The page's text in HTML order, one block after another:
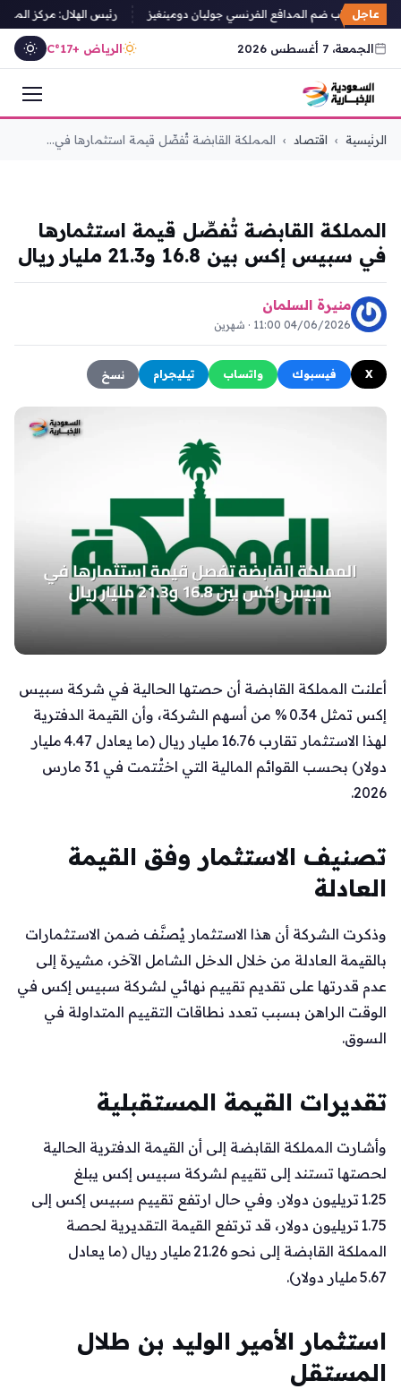
عاجل
على أعتاب ضم المدافع الفرنسي جوليان دومينغيز رئيس الهلال: مركز
الجمعة، 7 أغسطس 2026 الرياض +17°C
التجاوز
الرئيسية › اقتصاد › المملكة القابضة تُفصِّل قيمة استثمارها في...
المملكة القابضة تُفصِّل قيمة استثمارها
في سبيس إكس بين 16.8 و21.3 مليار ريال
منيرة السلمان
04/06/2026 11:00 · شهرين
X فيسبوك واتساب تيليجرام نسخ
أعلنت المملكة القابضة أن حصتها الحالية في شركة سبيس
إكس تمثل 0.34 % من أسهم الشركة، وأن القيمة الدفترية
لهذا الاستثمار تقارب 16.76 مليار ريال (ما يعادل 4.47 مليار
دولار) بحسب القوائم المالية التي اختُتمت في 31 مارس
2026.
تصنيف الاستثمار وفق القيمة
العادلة
وذكرت الشركة أن هذا الاستثمار يُصنَّف ضمن الاستثمارات
بالقيمة العادلة من خلال الدخل الشامل الآخر، مشيرة إلى
عدم قدرتها على تقديم تقييم نهائي لشركة سبيس إكس في
الوقت الراهن بسبب تعدد نطاقات التقييم المتداولة في
السوق.
تقديرات القيمة المستقبلية
وأشارت المملكة القابضة إلى أن القيمة الدفترية الحالية
لحصتها تستند إلى تقييم لشركة سبيس إكس يبلغ
1.25 تريليون دولار. وفي حال ارتفع تقييم سبيس إكس إلى
1.75 تريليون دولار، قد ترتفع القيمة التقديرية لحصة
المملكة القابضة إلى نحو 21.26 مليار ريال (ما يعادل
5.67 مليار دولار).
استثمار الأمير الوليد بن طلال
المستقل